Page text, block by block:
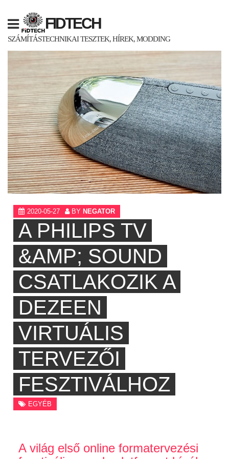
content
FIDTECH
SZÁMÍTÁSTECHNIKAI TESZTEK, HÍREK, MODDING
2020-05-27 BY NEGATOR
A PHILIPS TV
&AMP; SOUND
CSATLAKOZIK A
DEZEEN
VIRTUÁLIS
TERVEZŐI
FESZTIVÁLHOZ
EGYÉB
A világ első online formatervezési